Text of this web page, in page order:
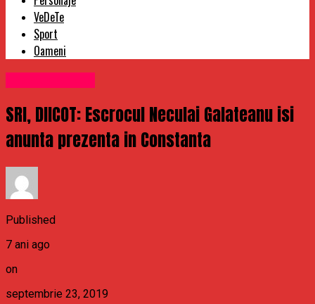
VeDeTe
Sport
Oameni
SRI, DIICOT: Escrocul Neculai Galateanu isi
anunta prezenta in Constanta
Published
7 ani ago
on
septembrie 23, 2019